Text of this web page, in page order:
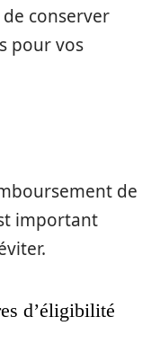
de conserver
pour vos
de
important
d’éligibilité